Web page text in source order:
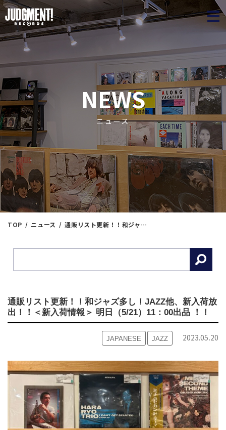
NEWS
ニュース
TOP ニュース 通販リスト更新！！和ジャズ多し！JAZZ他、新入荷放出！！＜新入荷情報＞ 明日（5/21）11：00出品 ！！
通販リスト更新！！和ジャズ多し！JAZZ他、新入荷放
出！！＜新入荷情報＞ 明日（5/21）11：00出品 ！！
JAPANESE JAZZ 2023.05.20